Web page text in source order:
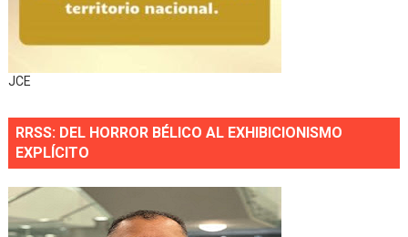
JCE
RRSS: DEL HORROR BÉLICO AL EXHIBICIONISMO
EXPLÍCITO